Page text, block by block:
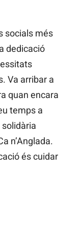
socials més
dedicació
Va arribar a
quan encara
temps a
solidària
n’Anglada.
és cuidar